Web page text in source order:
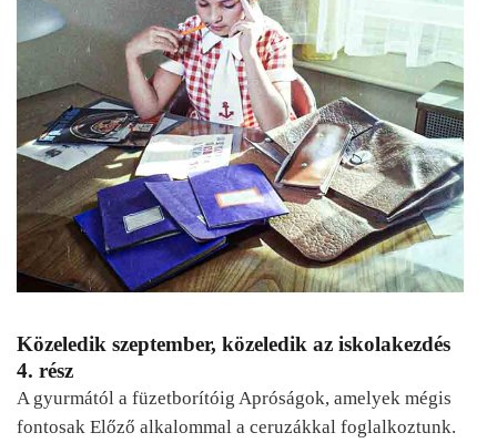
Közeledik szeptember, közeledik az iskolakezdés
4. rész
A gyurmától a füzetborítóig Apróságok, amelyek mégis
fontosak Előző alkalommal a ceruzákkal foglalkoztunk.